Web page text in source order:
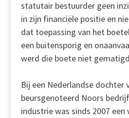
statutair bestuurder geen
in zijn financiële positie en
dat toepassing van het
een buitensporig en
werd die boete niet
Bij een Nederlandse dochter
beursgenoteerd Noors
industrie was sinds 2007 een